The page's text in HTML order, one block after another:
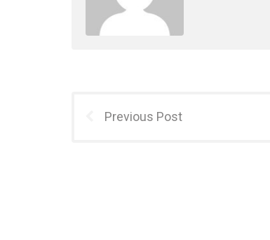
Previous Post